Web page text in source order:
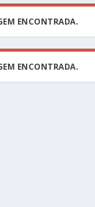
ENCONTRADA.
ENCONTRADA.